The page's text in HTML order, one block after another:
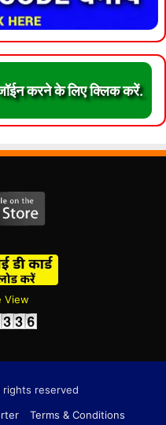
करने के लिए क्लिक करें.
View
reserved
Terms & Conditions